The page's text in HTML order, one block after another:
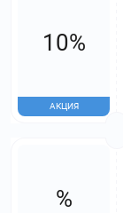
10%
АКЦИЯ
%